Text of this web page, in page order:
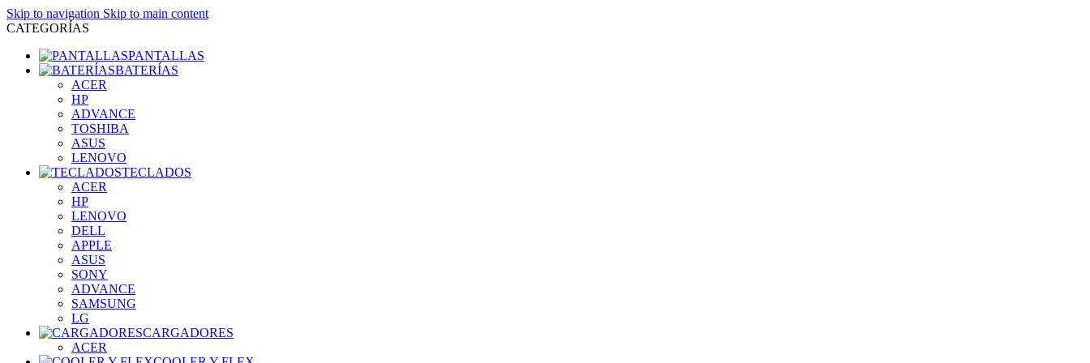
Skip to navigation Skip to main content
CATEGORÍAS
PANTALLAS
BATERÍAS
ACER
HP
ADVANCE
TOSHIBA
ASUS
LENOVO
TECLADOS
ACER
HP
LENOVO
DELL
APPLE
ASUS
SONY
ADVANCE
SAMSUNG
LG
CARGADORES
ACER